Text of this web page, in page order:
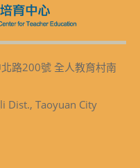
路200號 全人教育村南
Dist., Taoyuan City